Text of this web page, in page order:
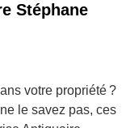
Stéphane
votre propriété ?
le savez pas, ces